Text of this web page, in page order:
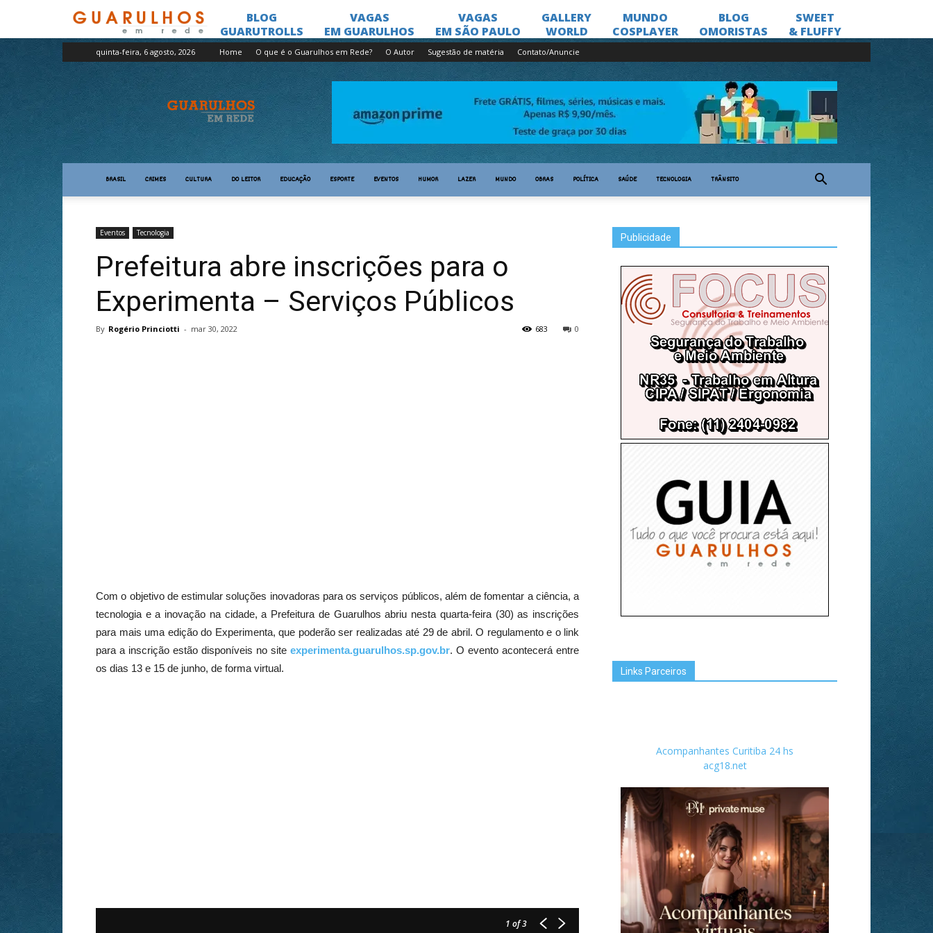
quinta-feira, 6 agosto, 2026 Home O que é o Guarulhos em Rede? O Autor Sugestão de matéria Contato/Anuncie
Guarulhos
em
Rede
BRASIL CRIMES CULTURA DO LEITOR EDUCAÇÃO ESPORTE EVENTOS HUMOR LAZER MUNDO OBRAS POLÍTICA SAÚDE TECNOLOGIA TRÂNSITO
Eventos Tecnologia
Prefeitura abre inscrições para o
Experimenta – Serviços Públicos
By Rogério Princiotti - mar 30, 2022 0
683
Com o objetivo de estimular soluções inovadoras para os serviços públicos, além de fomentar a ciência, a
tecnologia e a inovação na cidade, a Prefeitura de Guarulhos abriu nesta quarta-feira (30) as inscrições
para mais uma edição do Experimenta, que poderão ser realizadas até 29 de abril. O regulamento e o link
para a inscrição estão disponíveis no site experimenta.guarulhos.sp.gov.br. O evento acontecerá entre
os dias 13 e 15 de junho, de forma virtual.
1 of 3
Publicidade
Links Parceiros
Acompanhantes Curitiba 24 hs
acg18.net